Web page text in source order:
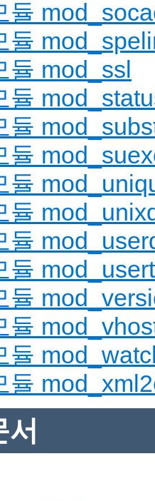
듈
듈
듈 mod_ssl
듈
듈
듈
듈
듈
듈
듈
듈
듈
듈
듈
서